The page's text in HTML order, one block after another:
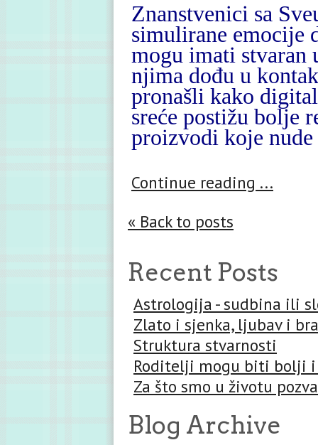
Znanstvenici sa
simulirane emocije
mogu imati stvaran
njima dođu u
pronašli kako
sreće postižu bolje
proizvodi koje nude
Continue reading ...
« Back to posts
Recent Posts
Astrologija - sudbina ili
Zlato i sjenka, ljubav i
Struktura stvarnosti
Roditelji mogu biti bolji
Za što smo u životu
Blog Archive